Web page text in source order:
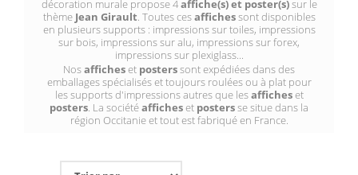
décoration murale propose 4affiche(s) et poster(s)sur le
thème Jean Girault. Toutes cesaffichessont disponibles
en plusieurs supports : impressions sur toiles, impressions
sur bois, impressions sur alu, impressions sur forex,
impressions sur plexiglass...
Nosafficheset posterssont expédiées dans des
emballages spécialisés et toujours roulées ou à plat pour
les supports d'impressions autres que lesafficheset
posters. La sociétéafficheset postersse situe dans la
région Occitanie et tout est fabriqué en France.